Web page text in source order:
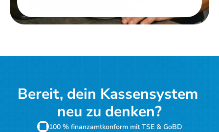
Bereit, dein Kassensystem
neu zu denken?
100 % finanzamtkonform mit TSE & GoBD